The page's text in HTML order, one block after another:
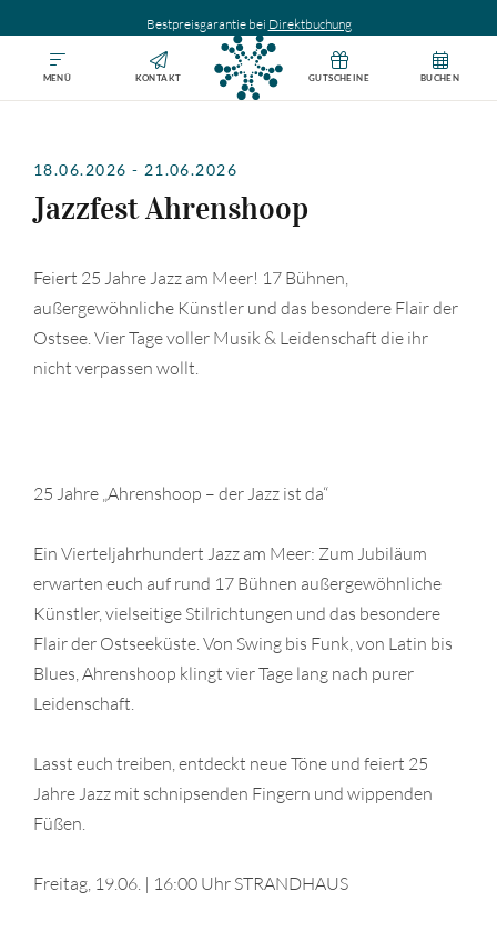
Bestpreisgarantie bei Direktbuchung
MENÜ KONTAKT GUTSCHEINE BUCHEN
18.06.2026 - 21.06.2026
Jazzfest Ahrenshoop
Feiert 25 Jahre Jazz am Meer! 17 Bühnen,
außergewöhnliche Künstler und das besondere Flair der
Ostsee. Vier Tage voller Musik & Leidenschaft die ihr
nicht verpassen wollt.
25 Jahre „Ahrenshoop – der Jazz ist da“
Ein Vierteljahrhundert Jazz am Meer: Zum Jubiläum
erwarten euch auf rund 17 Bühnen außergewöhnliche
Künstler, vielseitige Stilrichtungen und das besondere
Flair der Ostseeküste. Von Swing bis Funk, von Latin bis
Blues, Ahrenshoop klingt vier Tage lang nach purer
Leidenschaft.
Lasst euch treiben, entdeckt neue Töne und feiert 25
Jahre Jazz mit schnipsenden Fingern und wippenden
Füßen.
Freitag, 19.06. | 16:00 Uhr STRANDHAUS